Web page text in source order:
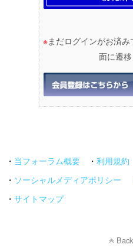
※まだログインがお済
面に遷移
・ 当フォーラム概要 ・ 利用規約
・ ソーシャルメディアポリシー
・ サイトマップ